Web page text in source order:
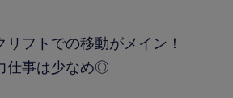
リフトでの移動がメイン！
仕事は少なめ◎